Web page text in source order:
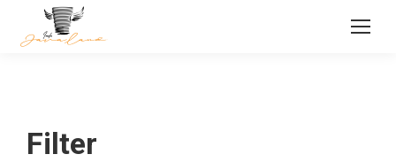
Filter